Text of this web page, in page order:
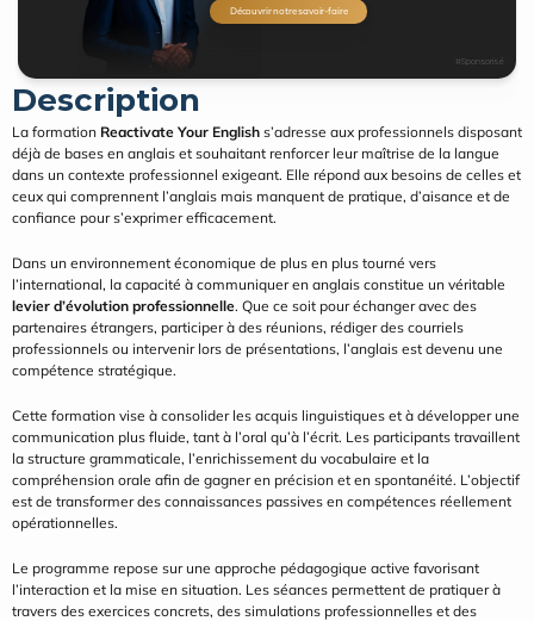
Découvrir notre savoir-faire
#Sponsorisé
Description
La formation Reactivate Your English s’adresse aux professionnels disposant
déjà de bases en anglais et souhaitant renforcer leur maîtrise de la langue
dans un contexte professionnel exigeant. Elle répond aux besoins de celles et
ceux qui comprennent l’anglais mais manquent de pratique, d’aisance et de
confiance pour s’exprimer efficacement.
Dans un environnement économique de plus en plus tourné vers
levier d’évolution professionnelle. Que ce soit pour échanger avec des
partenaires étrangers, participer à des réunions, rédiger des courriels
professionnels ou intervenir lors de présentations, l’anglais est devenu une
compétence stratégique.
Cette formation vise à consolider les acquis linguistiques et à développer une
communication plus fluide, tant à l’oral qu’à l’écrit. Les participants travaillent
la structure grammaticale, l’enrichissement du vocabulaire et la
compréhension orale afin de gagner en précision et en spontanéité. L’objectif
est de transformer des connaissances passives en compétences réellement
opérationnelles.
Le programme repose sur une approche pédagogique active favorisant
l’interaction et la mise en situation. Les séances permettent de pratiquer à
travers des exercices concrets, des simulations professionnelles et des